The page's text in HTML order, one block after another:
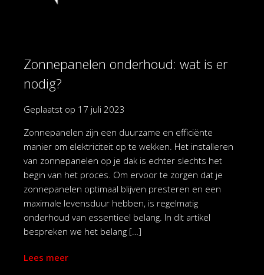
Zonnepanelen onderhoud: wat is er
nodig?
Geplaatst op 17 juli 2023
Zonnepanelen zijn een duurzame en efficiënte
manier om elektriciteit op te wekken. Het installeren
van zonnepanelen op je dak is echter slechts het
begin van het proces. Om ervoor te zorgen dat je
zonnepanelen optimaal blijven presteren en een
maximale levensduur hebben, is regelmatig
onderhoud van essentieel belang. In dit artikel
bespreken we het belang […]
Lees meer